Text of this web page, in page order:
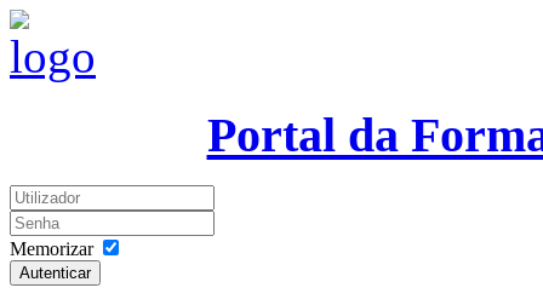
Portal da
Memorizar
Autenticar